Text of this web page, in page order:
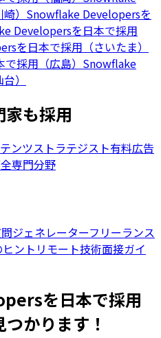
） Snowflake Developersを
Developersを日本で採用
を日本で採用（さいたま）
採用（広島） Snowflake
）
家も採用
ンツストラテジスト有料広告
専門分野
ジェネレーターフリーランス
ント リモート技術面接ガイ
を日本で採用
かります！